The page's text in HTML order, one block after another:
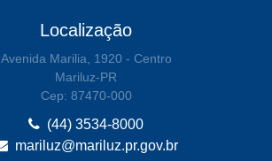
Localização
Avenida Marilia, 1920 - Centro
Mariluz-PR
Cep: 87470-000
(44) 3534-8000
mariluz@mariluz.pr.gov.br